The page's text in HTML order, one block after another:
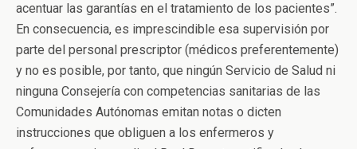
acentuar las garantías en el tratamiento de los pacientes”.
En consecuencia, es imprescindible esa supervisión por
parte del personal prescriptor (médicos preferentemente)
y no es posible, por tanto, que ningún Servicio de Salud ni
ninguna Consejería con competencias sanitarias de las
Comunidades Autónomas emitan notas o dicten
instrucciones que obliguen a los enfermeros y